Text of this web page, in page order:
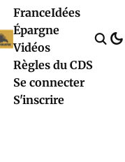
FranceIdées
Épargne
Vidéos
Règles du CDS
Se connecter
S'inscrire